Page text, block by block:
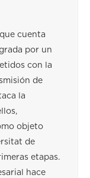
cuenta
por un
con la
de
la
objeto
de
etapas.
hace